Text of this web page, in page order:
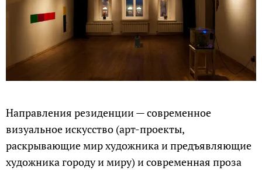
Направления резиденции — современное
визуальное искусство (арт-проекты,
раскрывающие мир художника и предъявляющие
художника городу и миру) и современная проза